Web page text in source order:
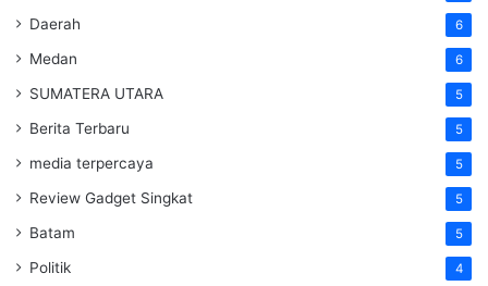
Daerah 6
Medan 6
SUMATERA UTARA 5
Berita Terbaru 5
media terpercaya 5
Review Gadget Singkat 5
Batam 5
Politik 4